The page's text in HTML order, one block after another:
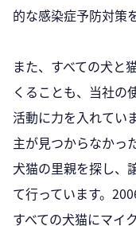
的な感染症予防対策
また、すべての犬と
くることも、当社の
活動に力を入れてい
主が見つからなかっ
犬猫の里親を探し、
て行っています。
すべての犬猫にマイ